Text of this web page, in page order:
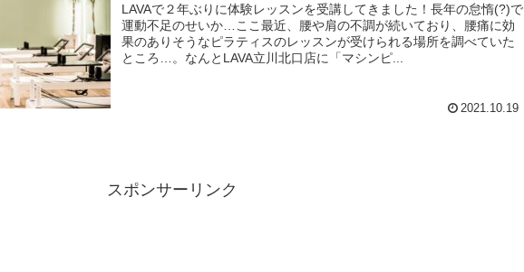
LAVAで２年ぶりに体験レッスンを受講してきました！長年の怠惰(?)で
運動不足のせいか…ここ最近、腰や肩の不調が続いており、腰痛に効
果のありそうなピラティスのレッスンが受けられる場所を調べていた
ところ…。なんとLAVA立川北口店に「マシンピ...
2021.10.19
スポンサーリンク